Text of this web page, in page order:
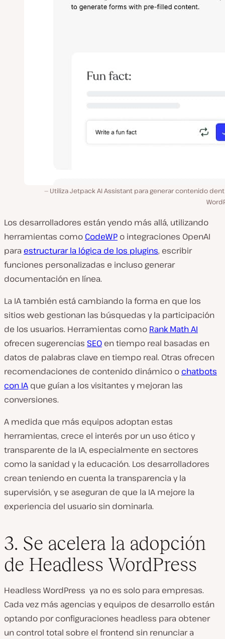
Utiliza Jetpack AI Assistant para generar contenido
Los desarrolladores están yendo más allá, utilizando
herramientas como CodeWP o integraciones OpenAI
para estructurar la lógica de los plugins, escribir
funciones personalizadas e incluso generar
documentación en línea.
La IA también está cambiando la forma en que los
sitios web gestionan las búsquedas y la participación
de los usuarios. Herramientas como Rank Math AI
ofrecen sugerencias SEO en tiempo real basadas en
datos de palabras clave en tiempo real. Otras ofrecen
recomendaciones de contenido dinámico o chatbots
con IA que guían a los visitantes y mejoran las
conversiones.
A medida que más equipos adoptan estas
herramientas, crece el interés por un uso ético y
transparente de la IA, especialmente en sectores
como la sanidad y la educación. Los desarrolladores
crean teniendo en cuenta la transparencia y la
supervisión, y se aseguran de que la IA mejore la
experiencia del usuario sin dominarla.
3. Se acelera la adopción
de Headless WordPress
Headless WordPress ya no es solo para empresas.
Cada vez más agencias y equipos de desarrollo están
optando por configuraciones headless para obtener
un control total sobre el frontend sin renunciar a